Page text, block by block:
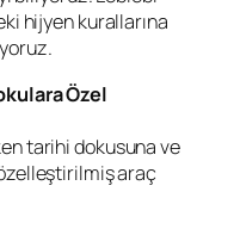
hijyen kurallarına
Özel
tarihi dokusuna ve
araç